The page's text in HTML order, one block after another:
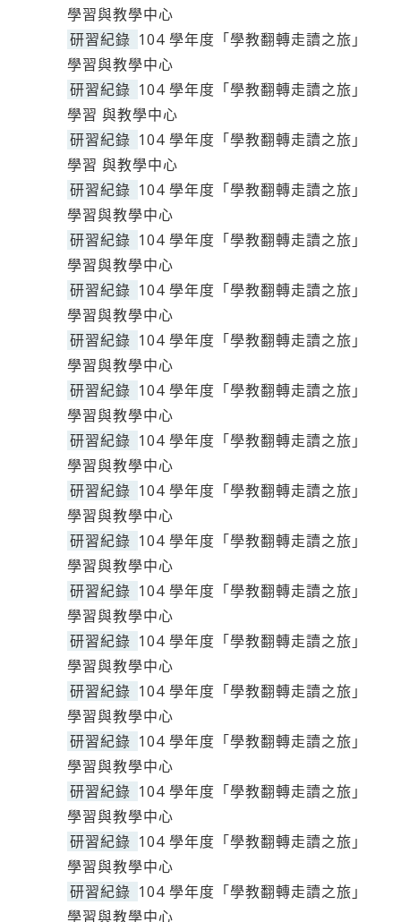
學習與教學中心
研習紀錄 104 學年度「學教翻轉走讀之旅」
學習與教學中心
研習紀錄 104 學年度「學教翻轉走讀之旅」
學習 與教學中心
研習紀錄 104 學年度「學教翻轉走讀之旅」
學習 與教學中心
研習紀錄 104 學年度「學教翻轉走讀之旅」
學習與教學中心
研習紀錄 104 學年度「學教翻轉走讀之旅」
學習與教學中心
研習紀錄 104 學年度「學教翻轉走讀之旅」
學習與教學中心
研習紀錄 104 學年度「學教翻轉走讀之旅」
學習與教學中心
研習紀錄 104 學年度「學教翻轉走讀之旅」
學習與教學中心
研習紀錄 104 學年度「學教翻轉走讀之旅」
學習與教學中心
研習紀錄 104 學年度「學教翻轉走讀之旅」
學習與教學中心
研習紀錄 104 學年度「學教翻轉走讀之旅」
學習與教學中心
研習紀錄 104 學年度「學教翻轉走讀之旅」
學習與教學中心
研習紀錄 104 學年度「學教翻轉走讀之旅」
學習與教學中心
研習紀錄 104 學年度「學教翻轉走讀之旅」
學習與教學中心
研習紀錄 104 學年度「學教翻轉走讀之旅」
學習與教學中心
研習紀錄 104 學年度「學教翻轉走讀之旅」
學習與教學中心
研習紀錄 104 學年度「學教翻轉走讀之旅」
學習與教學中心
研習紀錄 104 學年度「學教翻轉走讀之旅」
學習與教學中心